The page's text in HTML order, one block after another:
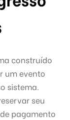
construído
um evento
sistema.
seu
pagamento